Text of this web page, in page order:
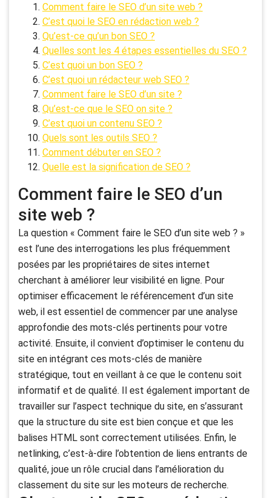
Comment faire le SEO d’un site web ?
C’est quoi le SEO en rédaction web ?
Qu’est-ce qu’un bon SEO ?
Quelles sont les 4 étapes essentielles du SEO ?
C’est quoi un bon SEO ?
C’est quoi un rédacteur web SEO ?
Comment faire le SEO d’un site ?
Qu’est-ce que le SEO on site ?
C’est quoi un contenu SEO ?
Quels sont les outils SEO ?
Comment débuter en SEO ?
Quelle est la signification de SEO ?
Comment faire le SEO d’un
site web ?
La question « Comment faire le SEO d’un site web ? »
est l’une des interrogations les plus fréquemment
posées par les propriétaires de sites internet
cherchant à améliorer leur visibilité en ligne. Pour
optimiser efficacement le référencement d’un site
web, il est essentiel de commencer par une analyse
approfondie des mots-clés pertinents pour votre
activité. Ensuite, il convient d’optimiser le contenu du
site en intégrant ces mots-clés de manière
stratégique, tout en veillant à ce que le contenu soit
informatif et de qualité. Il est également important de
travailler sur l’aspect technique du site, en s’assurant
que la structure du site est bien conçue et que les
balises HTML sont correctement utilisées. Enfin, le
netlinking, c’est-à-dire l’obtention de liens entrants de
qualité, joue un rôle crucial dans l’amélioration du
classement du site sur les moteurs de recherche.